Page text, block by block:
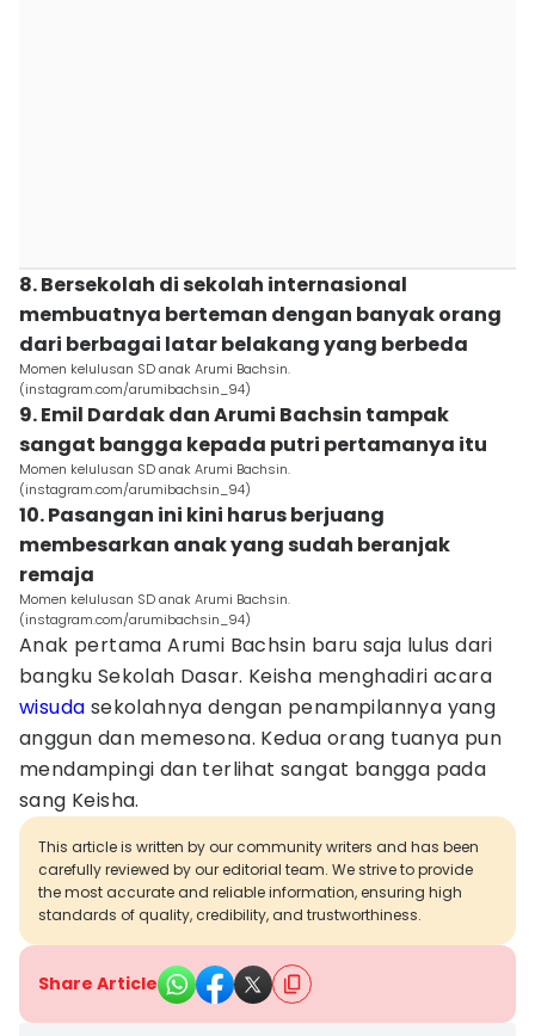
8. Bersekolah di sekolah internasional
membuatnya berteman dengan banyak orang
dari berbagai latar belakang yang berbeda
Momen kelulusan SD anak Arumi Bachsin.
(instagram.com/arumibachsin_94)
9. Emil Dardak dan Arumi Bachsin tampak
sangat bangga kepada putri pertamanya itu
Momen kelulusan SD anak Arumi Bachsin.
(instagram.com/arumibachsin_94)
10. Pasangan ini kini harus berjuang
membesarkan anak yang sudah beranjak
remaja
Momen kelulusan SD anak Arumi Bachsin.
(instagram.com/arumibachsin_94)
Anak pertama Arumi Bachsin baru saja lulus dari
bangku Sekolah Dasar. Keisha menghadiri acara
wisuda sekolahnya dengan penampilannya yang
anggun dan memesona. Kedua orang tuanya pun
mendampingi dan terlihat sangat bangga pada
sang Keisha.
This article is written by our community writers and has been
carefully reviewed by our editorial team. We strive to provide
the most accurate and reliable information, ensuring high
standards of quality, credibility, and trustworthiness.
Share Article